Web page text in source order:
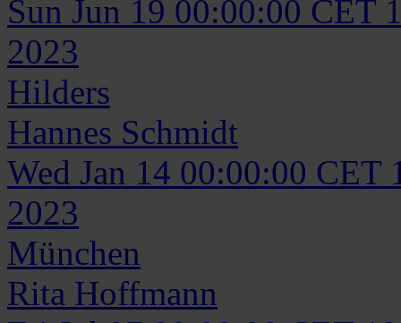
Sun Jun 19 00:00:00 CET
2023
Hilders
Hannes Schmidt
Wed Jan 14 00:00:00 CET
2023
München
Rita Hoffmann